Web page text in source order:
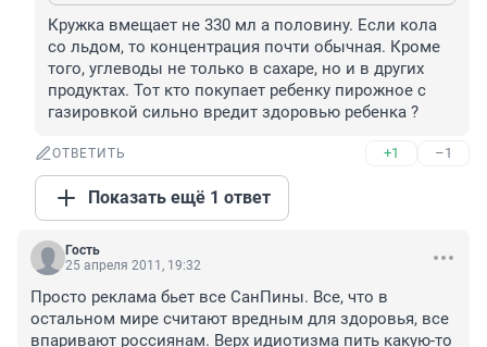
Кружка вмещает не 330 мл а половину. Если кола
со льдом, то концентрация почти обычная. Кроме
того, углеводы не только в сахаре, но и в других
продуктах. Тот кто покупает ребенку пирожное с
газировкой сильно вредит здоровью ребенка ?
ОТВЕТИТЬ +1 –1
Показать ещё 1 ответ
Гость
25 апреля 2011, 19:32
Просто реклама бьет все СанПины. Все, что в
остальном мире считают вредным для здоровья, все
впаривают россиянам. Верх идиотизма пить какую-то